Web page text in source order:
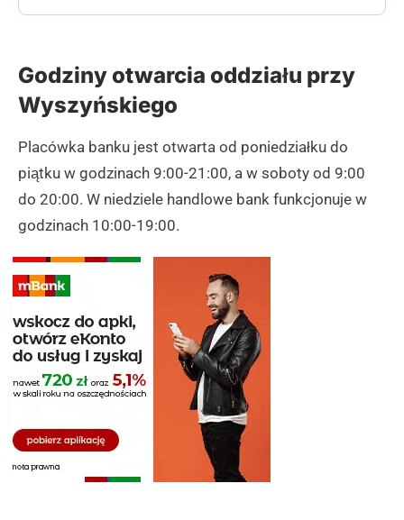
Godziny otwarcia oddziału przy
Wyszyńskiego
Placówka banku jest otwarta od poniedziałku do
piątku w godzinach 9:00-21:00, a w soboty od 9:00
do 20:00. W niedziele handlowe bank funkcjonuje w
godzinach 10:00-19:00.